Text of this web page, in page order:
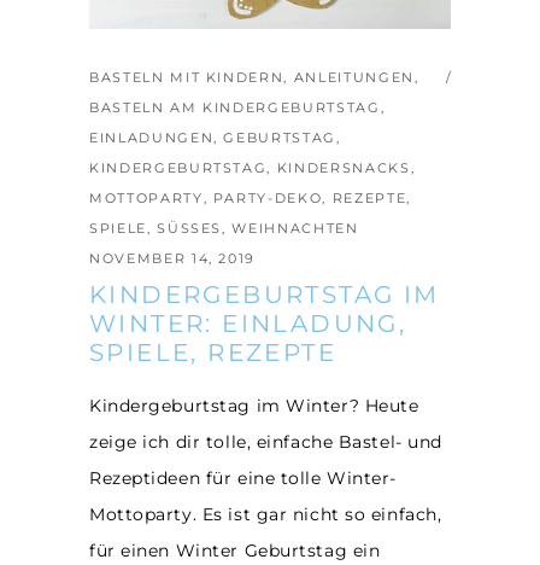
BASTELN MIT KINDERN, ANLEITUNGEN ,
BASTELN AM KINDERGEBURTSTAG ,
EINLADUNGEN,GEBURTSTAG ,
KINDERGEBURTSTAG, KINDERSNACKS,
MOTTOPARTY, PARTY-DEKO, REZEPTE,
SPIELE,SÜSSES,WEIHNACHTEN
NOVEMBER 14, 2019
KINDERGEBURTSTAG IM
WINTER: EINLADUNG,
SPIELE, REZEPTE
Kindergeburtstag im Winter? Heute
zeige ich dir tolle, einfache Bastel- und
Rezeptideen für eine tolle Winter-
Mottoparty. Es ist gar nicht so einfach,
für einen Winter Geburtstag ein